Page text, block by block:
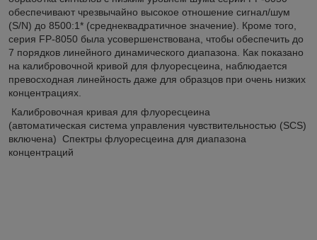
обеспечивают чрезвычайно высокое отношение сигнал/шум
(S/N) до 8500:1* (среднеквадратичное значение). Кроме того,
серия FP-8050 была усовершенствована, чтобы обеспечить до
7 порядков линейного динамического диапазона. Как показано
на калибровочной кривой для флуоресцеина, наблюдается
превосходная линейность даже для образцов при очень низких
концентрациях.
Калибровочная кривая для флуоресцеина
(автоматическая система управления чувствительностью (SCS)
включена) Спектры флуоресцеина для диапазона
концентраций